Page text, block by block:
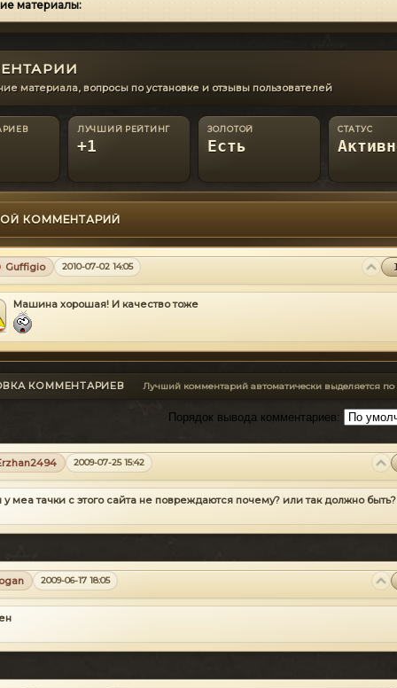
материалы:
материала, вопросы по установке и отзывы пользователей
ЛУЧШИЙ РЕЙТИНГ
+1
ЗОЛОТОЙ
Есть
СТАТУС
КОММЕНТАРИЙ
Guffigio 2010-07-02 14:05
Машина хорошая! И качество тоже
КОММЕНТАРИЕВ Лучший комментарий автоматически выделяется по
Порядок вывода комментариев:
2009-07-25 15:42
у меа тачки с этого сайта не повреждаются почему? или так должно быть?
2009-06-17 18:05